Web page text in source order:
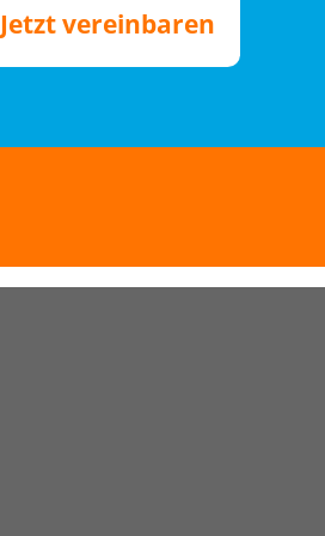
Jetzt vereinbaren